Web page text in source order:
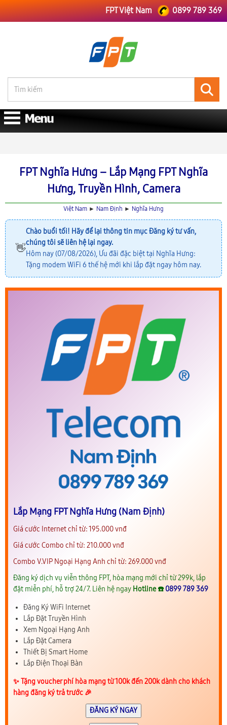
FPT Việt Nam 0899 789 369
FPT Nghĩa Hưng – Lắp Mạng FPT Nghĩa
Hưng, Truyền Hình, Camera
Việt Nam ► Nam Định ► Nghĩa Hưng
👋
Chào buổi tối! Hãy để lại thông tin mụcĐăng ký tư vấn,
chúng tôi sẽ liên hệ lại ngay.
Hôm nay (07/08/2026), Ưu đãi đặc biệt tại Nghĩa Hưng:
Tặng modem WiFi 6 thế hệ mới khi lắp đặt ngay hôm nay.
Lắp Mạng FPT Nghĩa Hưng (Nam Định)
Giá cước Internet chỉ từ: 195.000 vnđ
Giá cước Combo chỉ từ: 210.000 vnđ
Combo V.VIP Ngoại Hạng Anh chỉ từ: 269.000 vnđ
Đăng ký dịch vụ viễn thông FPT, hòa mạng mới chỉ từ 299k, lắp
đặt miễn phí, hỗ trợ 24/7. Liên hệ ngay Hotline ☎️0899 789 369
Đăng Ký WiFi Internet
Lắp Đặt Truyền Hình
Xem Ngoại Hạng Anh
Lắp Đặt Camera
Thiết Bị Smart Home
Lắp Điện Thoại Bàn
✨️ Tặng voucher phí hòa mạng từ 100k đến 200k dành cho khách
hàng đăng ký trả trước 🎉
ĐĂNG KÝ NGAY